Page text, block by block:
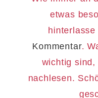
etwas
Kommentar.
wichtig sind,
nachlesen.